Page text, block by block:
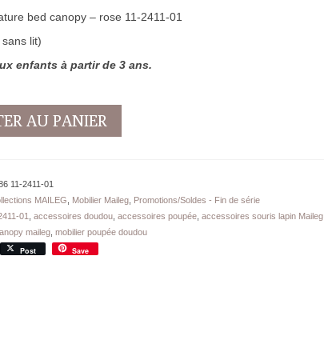
bed canopy – rose 11-2411-01
lit)
enfants à partir de 3 ans.
AU PANIER
11-2411-01
MAILEG Mobilier Maileg, Promotions/Soldes - Fin de série
01 accessoires doudou, accessoires poupée, accessoires souris lapin Maileg,
maileg, mobilier poupée doudou
Post Save